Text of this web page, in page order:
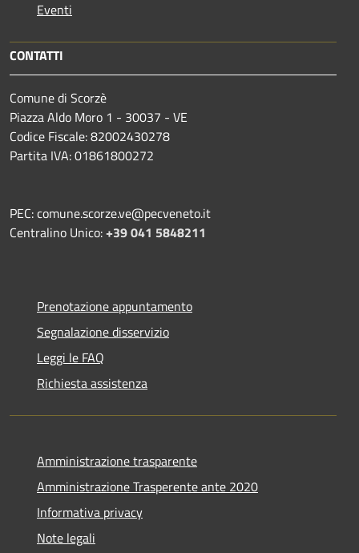
Eventi
CONTATTI
Comune di Scorzè
Piazza Aldo Moro 1 - 30037 - VE
Codice Fiscale: 82002430278
Partita IVA: 01861800272
PEC: comune.scorze.ve@pecveneto.it
Centralino Unico:+39 041 5848211
Prenotazione appuntamento
Segnalazione disservizio
Leggi le FAQ
Richiesta assistenza
Amministrazione trasparente
Amministrazione Trasperente ante 2020
Informativa privacy
Note legali